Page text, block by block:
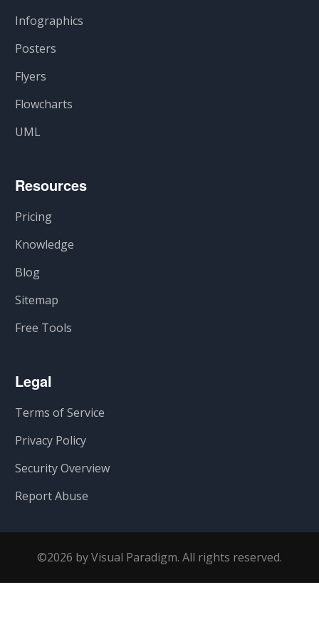
Infographics
Posters
Flyers
Flowcharts
UML
Resources
Pricing
Knowledge
Blog
Sitemap
Free Tools
Legal
Terms of Service
Privacy Policy
Security Overview
Report Abuse
©2026 by Visual Paradigm. All rights reserved.